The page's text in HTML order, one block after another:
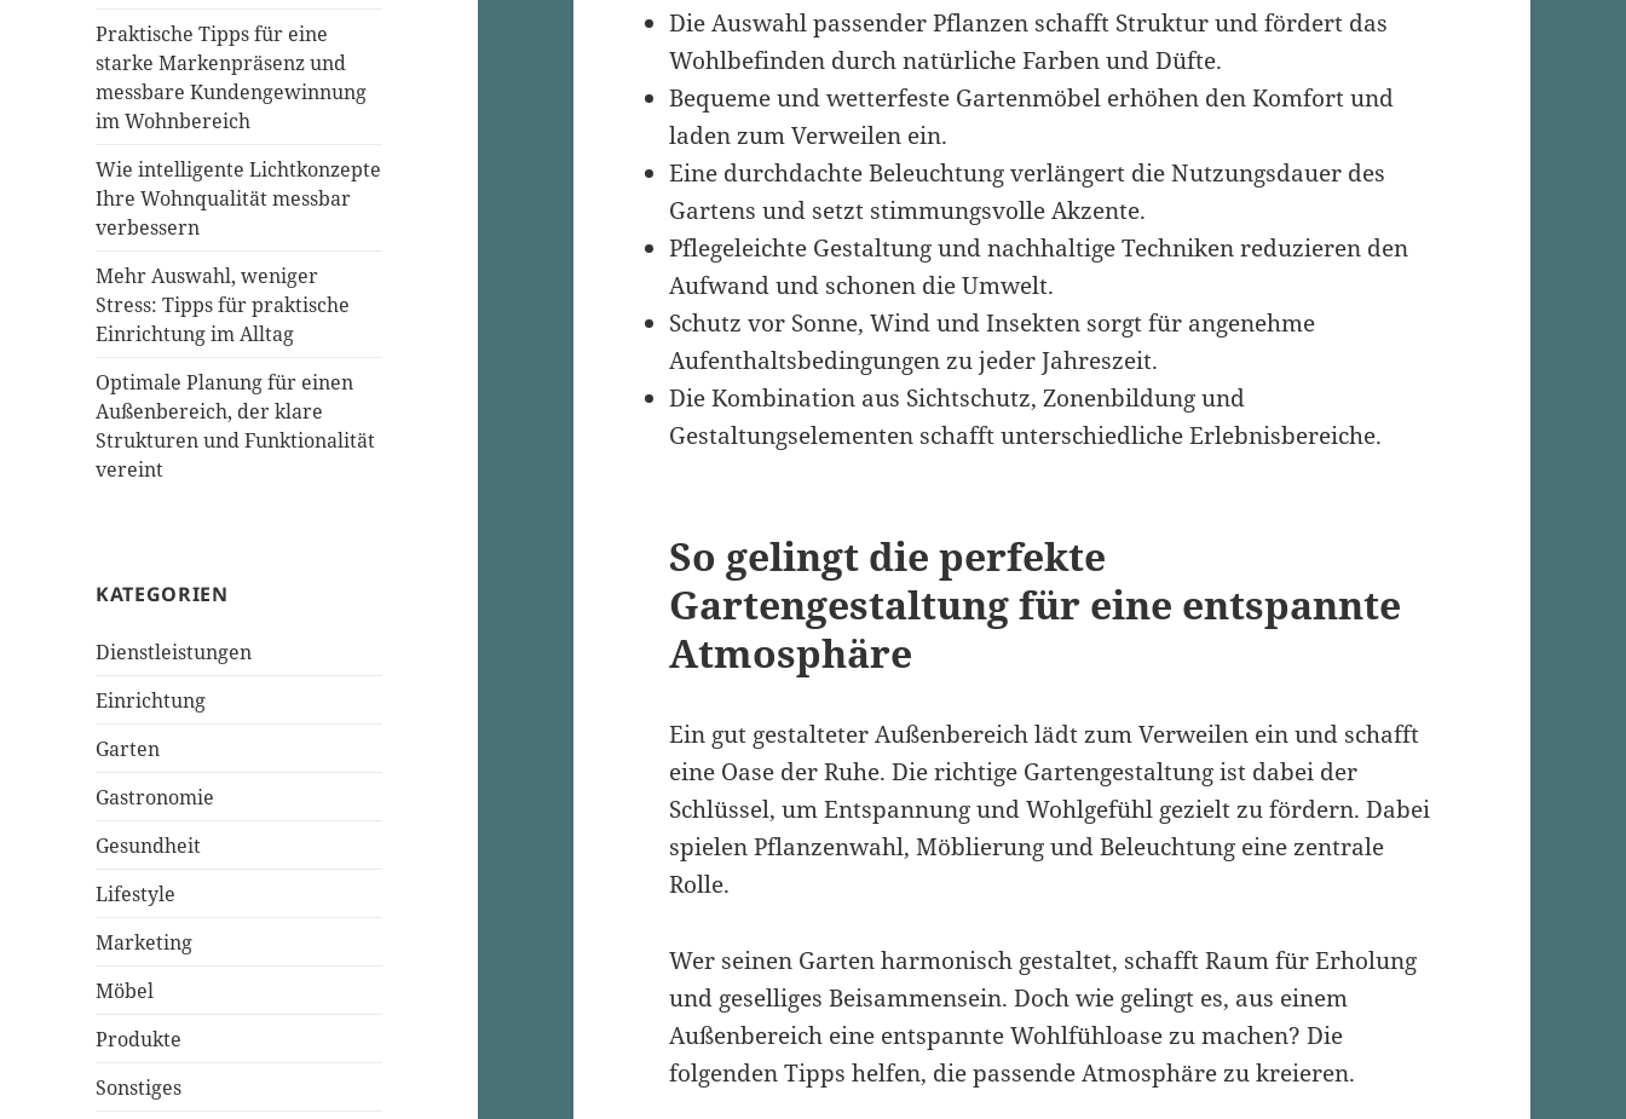
Praktische Tipps für eine
starke Markenpräsenz und
messbare Kundengewinnung
im Wohnbereich
Wie intelligente Lichtkonzepte
Ihre Wohnqualität messbar
verbessern
Mehr Auswahl, weniger
Stress: Tipps für praktische
Einrichtung im Alltag
Optimale Planung für einen
Außenbereich, der klare
Strukturen und Funktionalität
vereint
KATEGORIEN
Dienstleistungen
Einrichtung
Garten
Gastronomie
Gesundheit
Lifestyle
Marketing
Möbel
Produkte
Sonstiges
Die Auswahl passender Pflanzen schafft Struktur und fördert das
Wohlbefinden durch natürliche Farben und Düfte.
Bequeme und wetterfeste Gartenmöbel erhöhen den Komfort und
laden zum Verweilen ein.
Eine durchdachte Beleuchtung verlängert die Nutzungsdauer des
Gartens und setzt stimmungsvolle Akzente.
Pflegeleichte Gestaltung und nachhaltige Techniken reduzieren den
Aufwand und schonen die Umwelt.
Schutz vor Sonne, Wind und Insekten sorgt für angenehme
Aufenthaltsbedingungen zu jeder Jahreszeit.
Die Kombination aus Sichtschutz, Zonenbildung und
Gestaltungselementen schafft unterschiedliche Erlebnisbereiche.
So gelingt die perfekte
Gartengestaltung für eine entspannte
Atmosphäre
Ein gut gestalteter Außenbereich lädt zum Verweilen ein und schafft
eine Oase der Ruhe. Die richtige Gartengestaltung ist dabei der
Schlüssel, um Entspannung und Wohlgefühl gezielt zu fördern. Dabei
spielen Pflanzenwahl, Möblierung und Beleuchtung eine zentrale
Rolle.
Wer seinen Garten harmonisch gestaltet, schafft Raum für Erholung
und geselliges Beisammensein. Doch wie gelingt es, aus einem
Außenbereich eine entspannte Wohlfühloase zu machen? Die
folgenden Tipps helfen, die passende Atmosphäre zu kreieren.